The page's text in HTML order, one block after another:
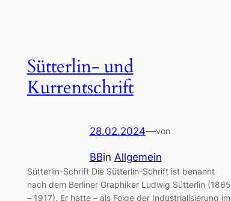
Sütterlin- und
Kurrentschrift
28.02.2024—von
BBin Allgemein
Sütterlin-Schrift Die Sütterlin-Schrift ist benannt
nach dem Berliner Graphiker Ludwig Sütterlin (1865
– 1917). Er hatte – als Folge der Industrialisierung im